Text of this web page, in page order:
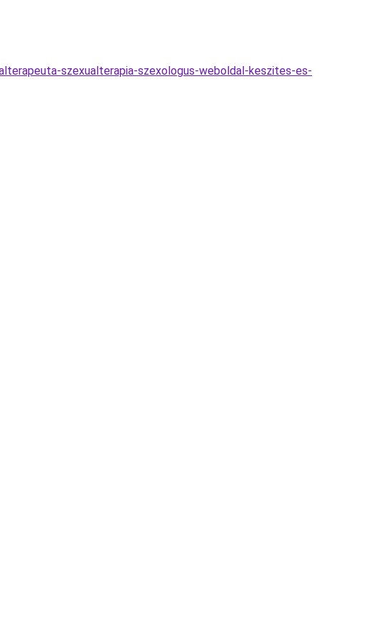
szexualterapia-szexologus-weboldal-keszites-es-